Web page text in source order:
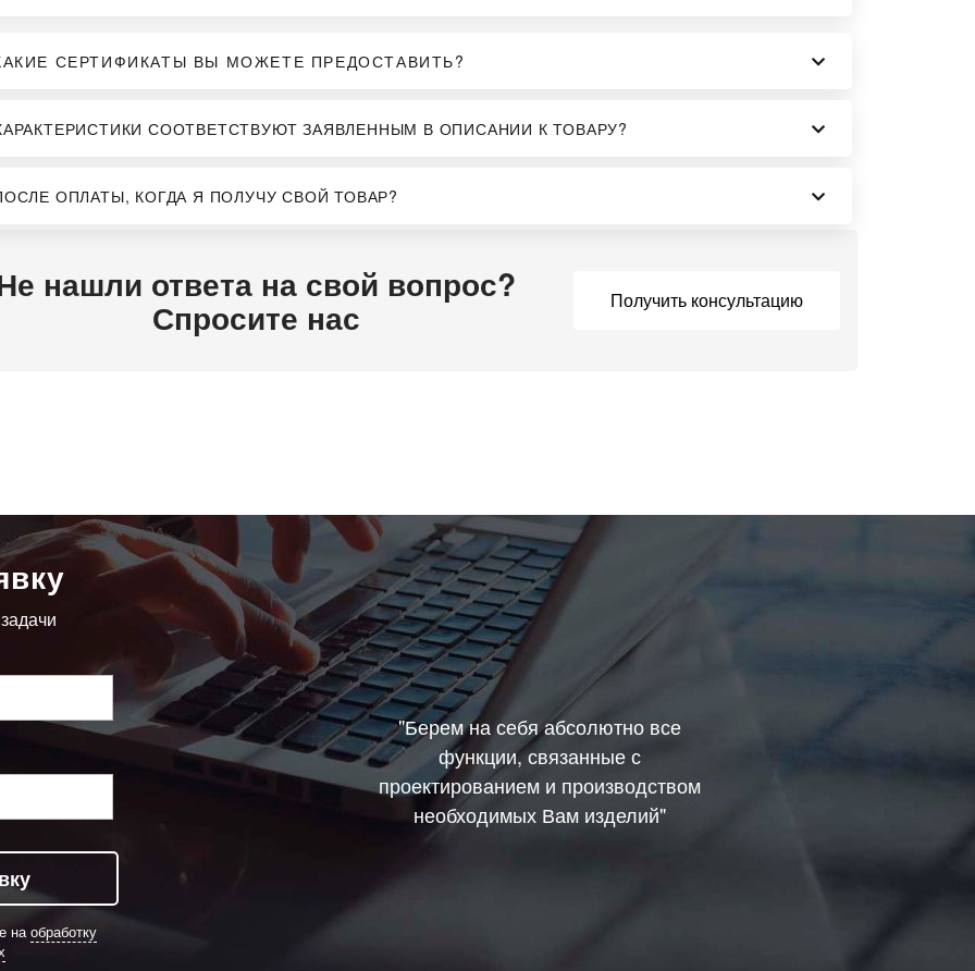
СЕРТИФИКАТЫ ВЫ МОЖЕТЕ ПРЕДОСТАВИТЬ?
СООТВЕТСТВУЮТ ЗАЯВЛЕННЫМ В ОПИСАНИИ К ТОВАРУ?
ОПЛАТЫ, КОГДА Я ПОЛУЧУ СВОЙ ТОВАР?
нашли ответа на свой вопрос?
Спросите нас Получить консультацию
наобработку
"Берем на себя абсолютно все
функции, связанные с
проектированием и производством
необходимых Вам изделий"